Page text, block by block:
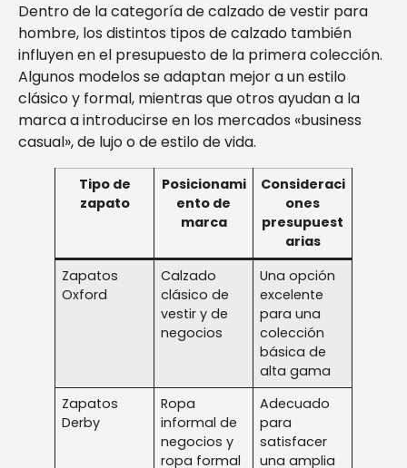
Dentro de la categoría de calzado de vestir para
hombre, los distintos tipos de calzado también
influyen en el presupuesto de la primera colección.
Algunos modelos se adaptan mejor a un estilo
clásico y formal, mientras que otros ayudan a la
marca a introducirse en los mercados «business
casual», de lujo o de estilo de vida.
Tipo de
zapato
Posicionami
ento de
marca
Consideraci
ones
presupuest
arias
Zapatos
Oxford
Calzado
clásico de
vestir y de
negocios
Una opción
excelente
para una
colección
básica de
alta gama
Zapatos
Derby
Ropa
informal de
negocios y
ropa formal
Adecuado
para
satisfacer
una amplia